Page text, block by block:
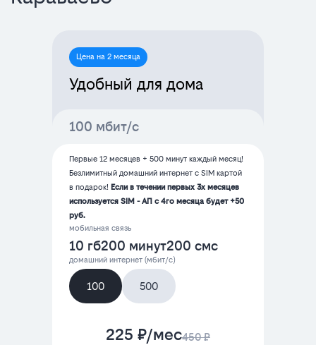
Цена на 2 месяца
Удобный для дома
100 мбит/с
Первые 12 месяцев + 500 минут каждый месяц!
Безлимитный домашний интернет с SIM картой
в подарок! Если в течении первых 3х месяцев
используется SIM - АП с 4го месяца будет +50
руб.
мобильная связь
10 гб200 минут200 смс
домашний интернет (мбит/с)
100 500
225 ₽/мес450 ₽